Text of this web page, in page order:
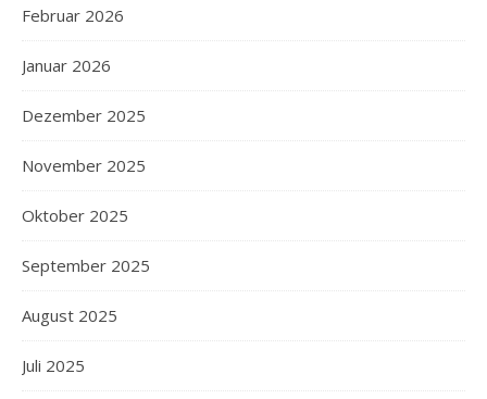
Februar 2026
Januar 2026
Dezember 2025
November 2025
Oktober 2025
September 2025
August 2025
Juli 2025